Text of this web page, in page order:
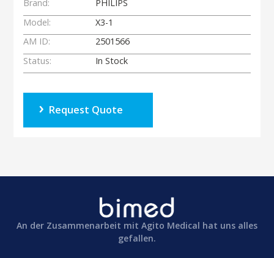
Brand:
PHILIPS
Model:
X3-1
AM ID:
2501566
Status:
In Stock
Request Quote
An der Zusammenarbeit mit Agito Medical hat uns alles
gefallen.